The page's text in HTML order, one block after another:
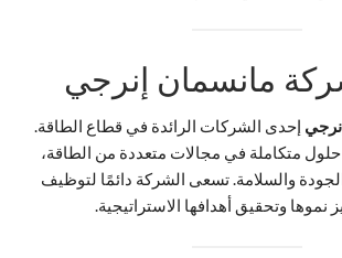
مانسمان إنرجي
إحدى الشركات الرائدة في قطاع الطاقة.
حلول متكاملة في مجالات متعددة من الطاقة،
الجودة والسلامة. تسعى الشركة دائمًا لتوظيف
نموها وتحقيق أهدافها الاستراتيجية.